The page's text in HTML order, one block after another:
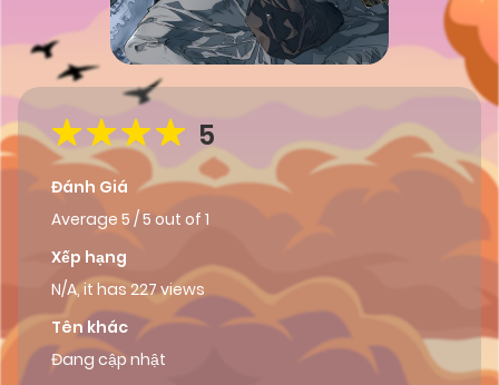
5
Đánh Giá
Average 5 /5 out of 1
Xếp hạng
N/A, it has 227 views
Tên khác
Đang cập nhật